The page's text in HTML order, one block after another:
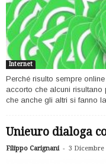
Internet
Perché risulto sempre
accorto che alcuni risultano
che anche gli altri si fanno
Unieuro dialoga
Filippo Carignani - 3 Dicembre